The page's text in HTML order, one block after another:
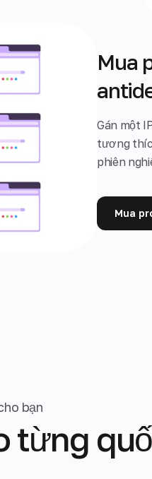
Mua
Gán một
tương
phiên
Mua
bạn
từng